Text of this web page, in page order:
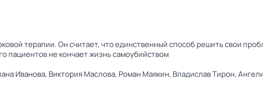
терапии. Он считает, что единственный способ решить свои
пациентов не кончает жизнь самоубийством
Иванова, Виктория Маслова, Роман Маякин, Владислав Тирон,